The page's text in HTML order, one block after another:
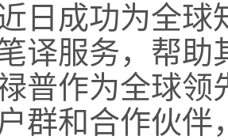
日成功为全
译服务，帮
普作为全球领
群和合作伙